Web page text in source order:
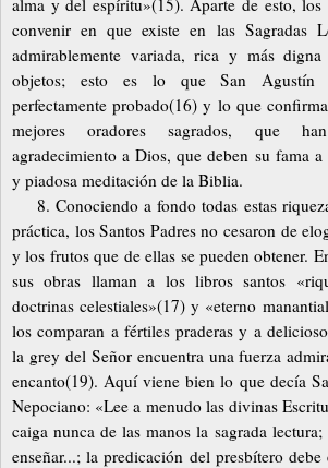
convenir en que existe en las Sagradas
admirablemente variada, rica y más
objetos; esto es lo que San Agustín
perfectamente probado(16) y lo que
mejores oradores sagrados, que
agradecimiento a Dios, que deben su fama
y piadosa meditación de la Biblia.
8. Conociendo a fondo todas estas
práctica, los Santos Padres no cesaron de
y los frutos que de ellas se pueden obtener.
sus obras llaman a los libros santos
doctrinas celestiales»(17) y «eterno
los comparan a fértiles praderas y a
la grey del Señor encuentra una fuerza
encanto(19). Aquí viene bien lo que decía
Nepociano: «Lee a menudo las divinas
caiga nunca de las manos la sagrada
enseñar...; la predicación del presbítero debe